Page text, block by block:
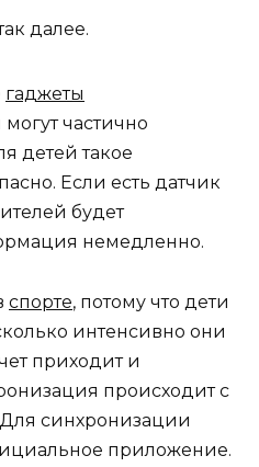
далее.
гаджеты
частично
детей такое
Если есть датчик
будет
немедленно.
спорте, потому что дети
интенсивно они
приходит и
происходит с
синхронизации
приложение.